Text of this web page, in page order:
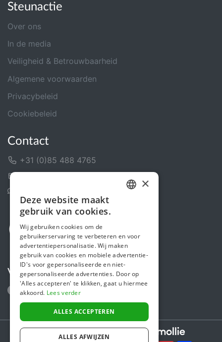
Steunactie
Over ons
In de media
Veiligheid & Betrouwbaarheid
Algemene voorwaarden
Privacybeleid
Cookiebeleid
Contact
+31 (0)85 488 4765
Volg ons
Secure payments powered by
ENGLISH
×
Deze website maakt
gebruik van cookies.
Wij gebruiken cookies om de
gebruikerservaring te verbeteren en voor
advertentiepersonalisatie. Wij maken
gebruik van cookies en mobiele advertentie-
ID's voor gepersonaliseerde en niet-
gepersonaliseerde advertenties. Door op
'Alles accepteren' te klikken, gaat u hiermee
akkoord. Lees verder
ALLES ACCEPTEREN
ALLES AFWIJZEN